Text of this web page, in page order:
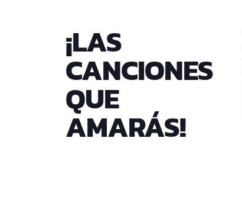
¡LAS
CANCIONES
QUE
AMARÁS!